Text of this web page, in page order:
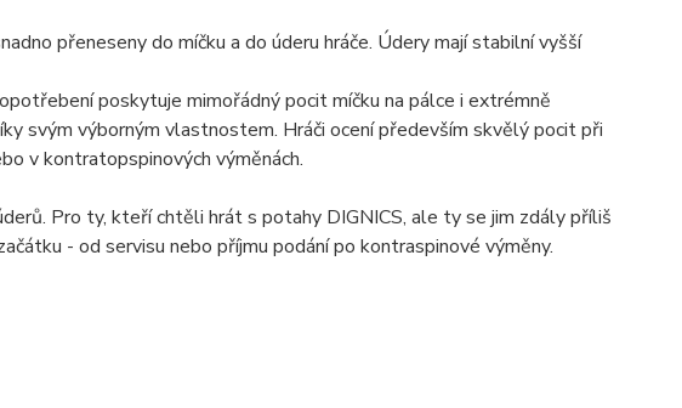
přeneseny do míčku a do úderu hráče. Údery mají stabilní vyšší
poskytuje mimořádný pocit míčku na pálce i extrémně
svým výborným vlastnostem. Hráči ocení především skvělý pocit při
v kontratopspinových výměnách.
Pro ty, kteří chtěli hrát s potahy DIGNICS, ale ty se jim zdály příliš
- od servisu nebo příjmu podání po kontraspinové výměny.